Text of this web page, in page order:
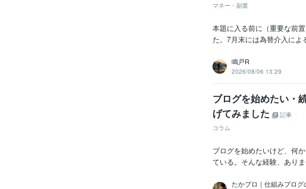
マネー・副業
本題に入る前に（重要な前
た。7月末には為替介入によ
鳴戸R
2026/08/06 13:29
ブログを始めたい・
げてみました
記事
コラム
ブログを始めたいけど、何
ている。そんな経験、あり
たかブロ｜仕組みブログ